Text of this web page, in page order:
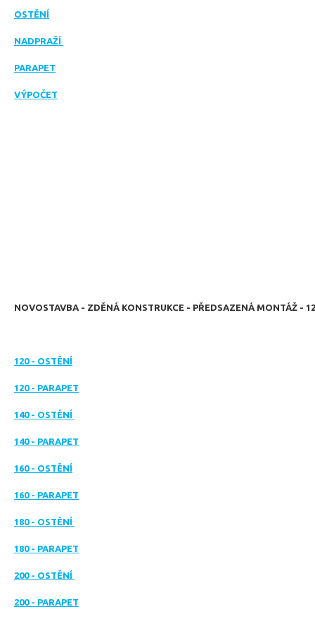
OSTĚNÍ
NADPRAŽÍ
PARAPET
VÝPOČET
NOVOSTAVBA - ZDĚNÁ KONSTRUKCE - PŘEDSAZENÁ MONTÁŽ -
120 - OSTĚNÍ
120 - PARAPET
140 - OSTĚNÍ
140 - PARAPET
160 - OSTĚNÍ
160 - PARAPET
180 - OSTĚNÍ
180 - PARAPET
200 - OSTĚNÍ
200 - PARAPET